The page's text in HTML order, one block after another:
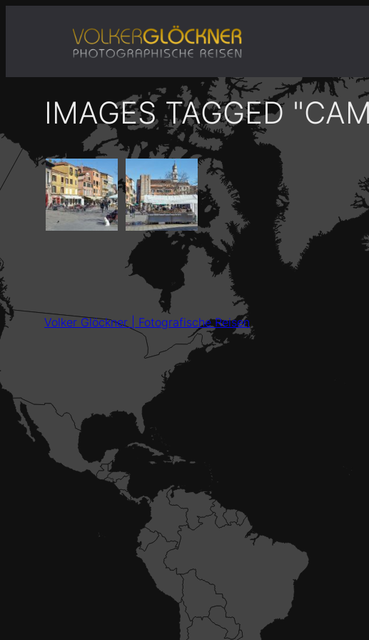
IMAGES TAGGED
Volker Glöckner | Fotografische Reisen